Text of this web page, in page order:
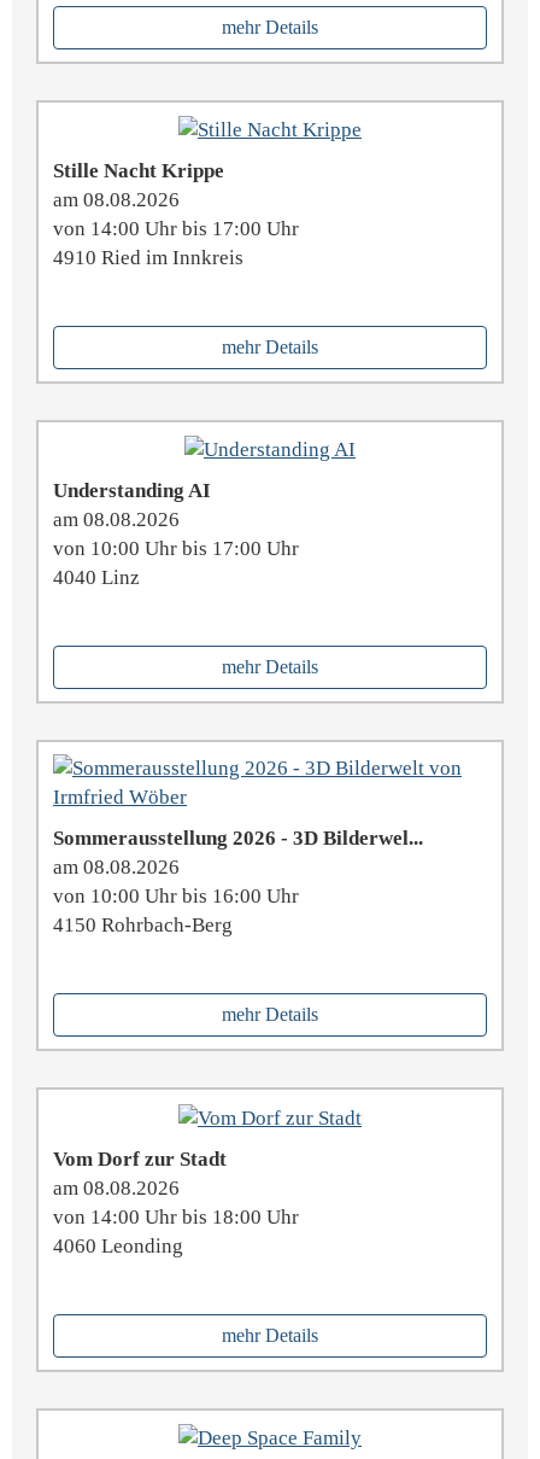
mehr Details
Stille Nacht Krippe
am 08.08.2026
von 14:00 Uhr bis 17:00 Uhr
4910 Ried im Innkreis
mehr Details
Understanding AI
am 08.08.2026
von 10:00 Uhr bis 17:00 Uhr
4040 Linz
mehr Details
Sommerausstellung 2026 - 3D Bilderwel...
am 08.08.2026
von 10:00 Uhr bis 16:00 Uhr
4150 Rohrbach-Berg
mehr Details
Vom Dorf zur Stadt
am 08.08.2026
von 14:00 Uhr bis 18:00 Uhr
4060 Leonding
mehr Details